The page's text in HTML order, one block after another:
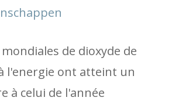
de dioxyde de
l'energie ont atteint un
à celui de l'année